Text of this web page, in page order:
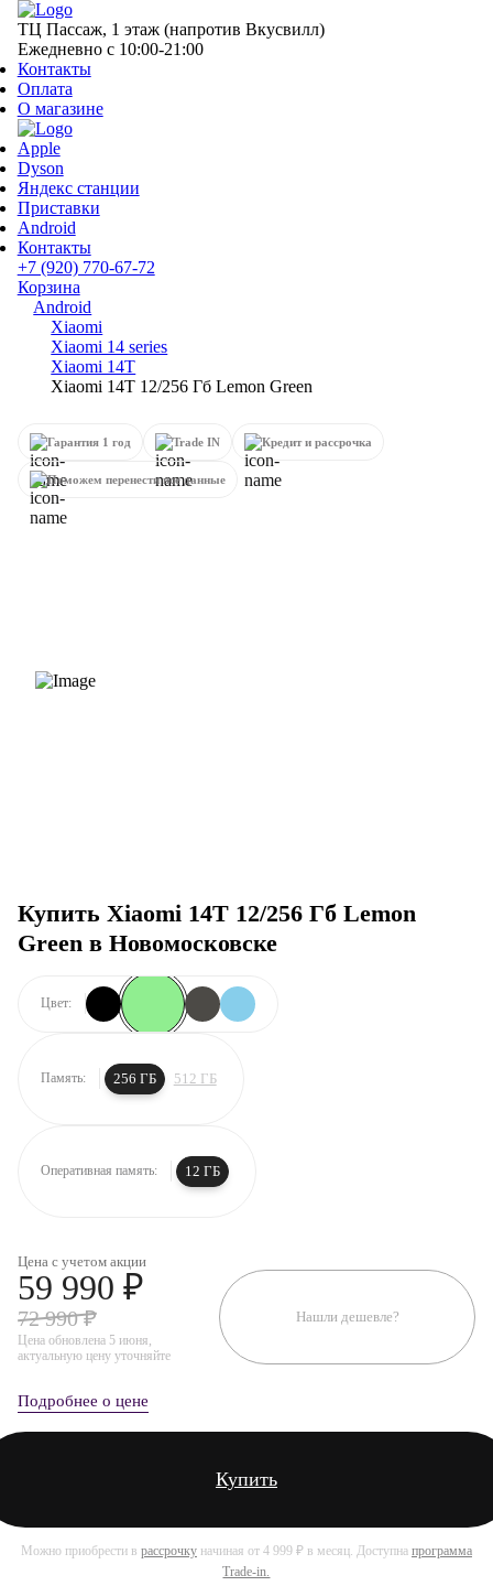
ТЦ Пассаж, 1 этаж (напротив Вкусвилл)
Ежедневно с 10:00-21:00
Контакты
Оплата
О магазине
Apple
Dyson
Яндекс станции
Приставки
Android
Контакты
+7 (920) 770-67-72
Корзина
Android
Xiaomi
Xiaomi 14 series
Xiaomi 14T
Xiaomi 14T 12/256 Гб Lemon Green
Гарантия 1 год Trade IN Кредит и рассрочка
Поможем перенести все данные
Купить Xiaomi 14T 12/256 Гб Lemon
Green в Новомосковске
Цвет:
Память: 256 ГБ 512 ГБ
Оперативная память: 12 ГБ
Цена с учетом акции
59 990 ₽
72 990 ₽
Цена обновлена 5 июня,
актуальную цену уточняйте
Нашли дешевле?
Подробнее о цене
Купить
Можно приобрести в рассрочкуначиная от 4 999 ₽ в месяц. Доступна программа
Trade-in.